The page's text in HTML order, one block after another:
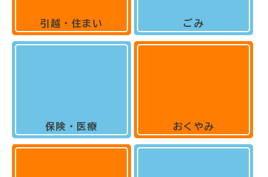
引越・住まい
保険・医療
ごみ
おくやみ